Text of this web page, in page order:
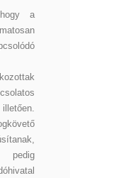
a
pedig